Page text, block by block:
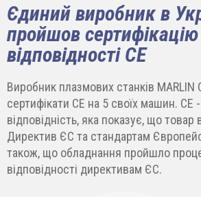
Єдиний виробник в
пройшов сертифікацію
відповідності СЕ
Виробник плазмових станків MARLIN
сертифікати СЕ на 5 своїх машин. СЕ
відповідність, яка показує, що товар
Директив ЄС та стандартам
також, що обладнання пройшло
відповідності директивам ЄС.